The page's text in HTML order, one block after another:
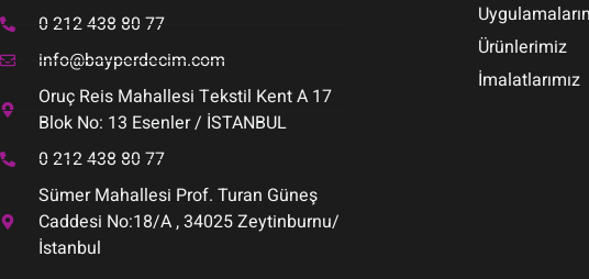
0 212 438 80 77
info@bayperdecim.com
Oruç Reis Mahallesi Tekstil Kent A 17
Blok No: 13 Esenler / İSTANBUL
0 212 438 80 77
Sümer Mahallesi Prof. Turan Güneş
Caddesi No:18/A , 34025 Zeytinburnu/
İstanbul
Ürünlerimiz
İmalatlarımız